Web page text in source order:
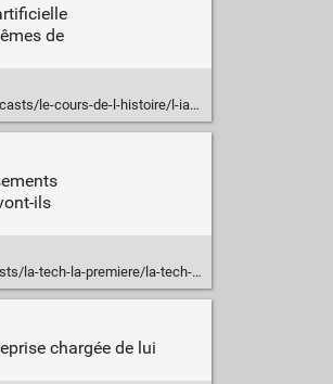
de
l-histoire-succes-promesses-ecueils-8808890
ils
la-premiere-du-jeudi-04-juin-2026-2199432
chargée de lui